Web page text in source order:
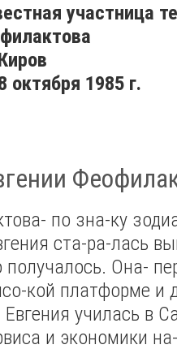
участница
октября 1985 г.
по зна-ку
ста-ра-лась
получалось. Она-
кой платформе
училась в
и экономики